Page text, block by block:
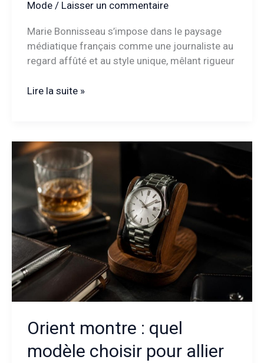
Mode/ Laisser un commentaire
Marie Bonnisseau s’impose dans le paysage
médiatique français comme une journaliste au
regard affûté et au style unique, mêlant rigueur
Marie
qui
est
vraiment
cette
créatrice
style
unique
?
Lire la suite »
Orient montre : quel
modèle choisir pour allier